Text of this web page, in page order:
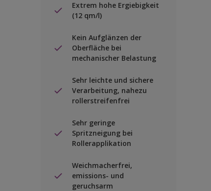
Extrem hohe Ergiebigkeit
(12 qm/l)
Kein Aufglänzen der
Oberfläche bei
mechanischer Belastung
Sehr leichte und sichere
Verarbeitung, nahezu
rollerstreifenfrei
Sehr geringe
Spritzneigung bei
Rollerapplikation
Weichmacherfrei,
emissions- und
geruchsarm